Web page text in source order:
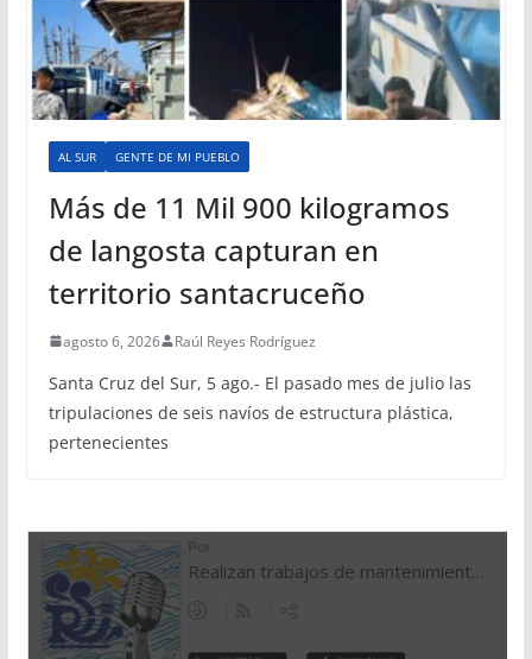
AL SUR GENTE DE MI PUEBLO
Más de 11 Mil 900 kilogramos
de langosta capturan en
territorio santacruceño
agosto 6, 2026 Raúl Reyes Rodríguez
Santa Cruz del Sur, 5 ago.- El pasado mes de julio las
tripulaciones de seis navíos de estructura plástica,
pertenecientes